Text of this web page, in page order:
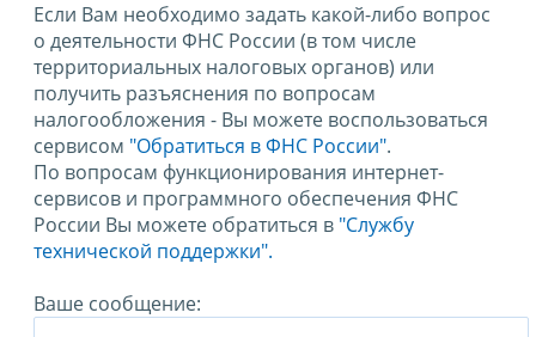
Если Вам необходимо задать какой-либо вопрос
о деятельности ФНС России (в том числе
территориальных налоговых органов) или
получить разъяснения по вопросам
налогообложения - Вы можете воспользоваться
сервисом "Обратиться в ФНС России".
По вопросам функционирования интернет-
сервисов и программного обеспечения ФНС
России Вы можете обратиться в "Службу
технической поддержки".
Ваше сообщение: